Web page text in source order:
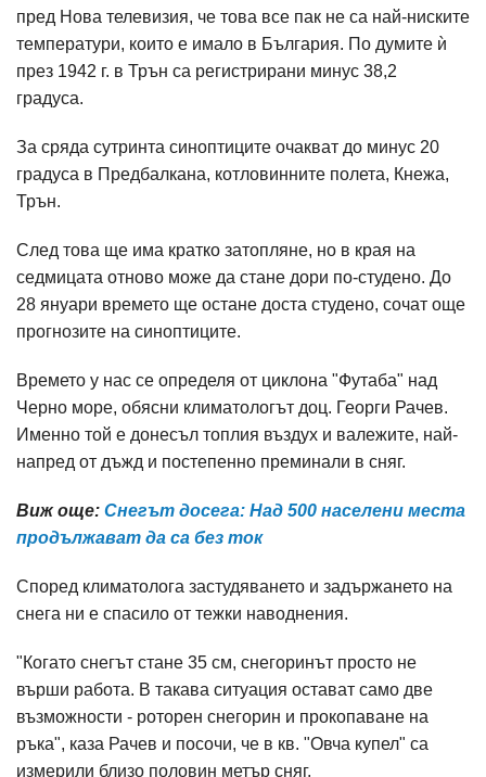
пред Нова телевизия, че това все пак не са най-ниските
температури, които е имало в България. По думите ѝ
през 1942 г. в Трън са регистрирани минус 38,2
градуса.
За сряда сутринта синоптиците очакват до минус 20
градуса в Предбалкана, котловинните полета, Кнежа,
Трън.
След това ще има кратко затопляне, но в края на
седмицата отново може да стане дори по-студено. До
28 януари времето ще остане доста студено, сочат още
прогнозите на синоптиците.
Времето у нас се определя от циклона "Футаба" над
Черно море, обясни климатологът доц. Георги Рачев.
Именно той е донесъл топлия въздух и валежите, най-
напред от дъжд и постепенно преминали в сняг.
Виж още: Снегът досега: Над 500 населени места
продължават да са без ток​
Според климатолога застудяването и задържането на
снега ни е спасило от тежки наводнения.
"Когато снегът стане 35 см, снегоринът просто не
върши работа. В такава ситуация остават само две
възможности - роторен снегорин и прокопаване на
ръка", каза Рачев и посочи, че в кв. "Овча купел" са
измерили близо половин метър сняг.